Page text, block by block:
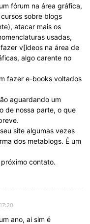
fórum na área gráfica,
sobre blogs
atacar mais os
usadas,
v[ideos na área de
algo carente no
fazer e-books voltados
aguardando um
de nossa parte, o que
site algumas vezes
dos metablogs. É um
contato.
ano, ai sim é